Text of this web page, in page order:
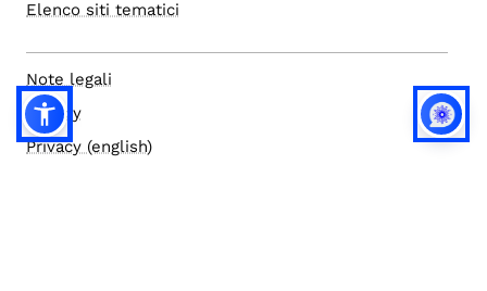
Elenco siti tematici
Note legali
Privacy
Privacy (english)